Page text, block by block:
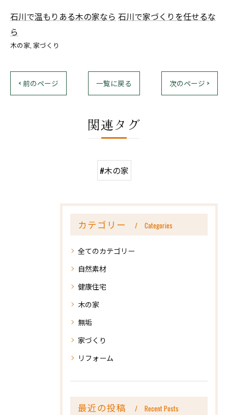
石川で温もりある木の家なら 石川で家づくりを任せるな
ら
木の家 家づくり
< 前のページ 一覧に戻る 次のページ >
関連タグ
#木の家
カテゴリー Categories
全てのカテゴリー
自然素材
健康住宅
木の家
無垢
家づくり
リフォーム
最近の投稿 Recent Posts